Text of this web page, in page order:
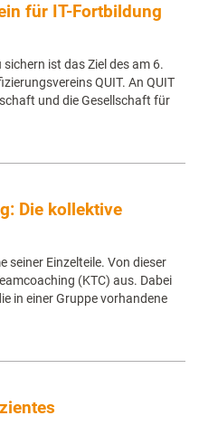
für IT-Fortbildung
ist das Ziel des am 6.
QUIT. An QUIT
und die Gesellschaft für
Die kollektive
seiner Einzelteile. Von dieser
(KTC) aus. Dabei
in einer Gruppe vorhandene